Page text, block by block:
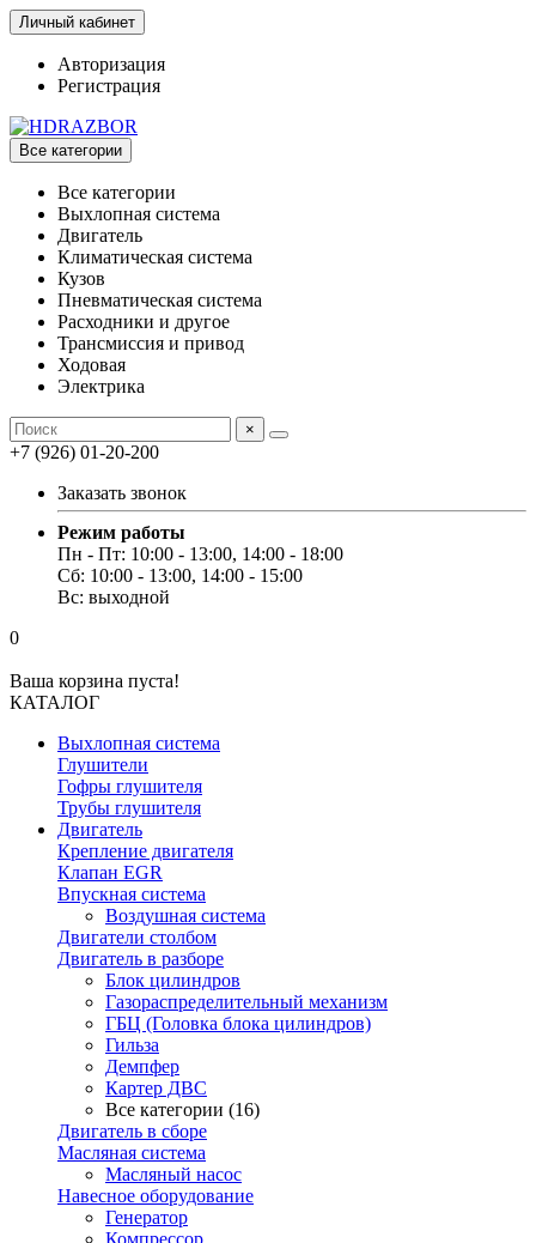
Личный кабинет
Авторизация
Регистрация
Все категории
Все категории
Выхлопная система
Двигатель
Климатическая система
Кузов
Пневматическая система
Расходники и другое
Трансмиссия и привод
Ходовая
Электрика
×
+7 (926) 01-20-200
Заказать звонок
Режим работы
Пн - Пт: 10:00 - 13:00, 14:00 - 18:00
Сб: 10:00 - 13:00, 14:00 - 15:00
Вс: выходной
0
Ваша корзина пуста!
КАТАЛОГ
Выхлопная система
Глушители
Гофры глушителя
Трубы глушителя
Двигатель
Крепление двигателя
Клапан EGR
Впускная система
Воздушная система
Двигатели столбом
Двигатель в разборе
Блок цилиндров
Газораспределительный механизм
ГБЦ (Головка блока цилиндров)
Гильза
Демпфер
Картер ДВС
Все категории (16)
Двигатель в сборе
Масляная система
Масляный насос
Навесное оборудование
Генератор
Компрессор